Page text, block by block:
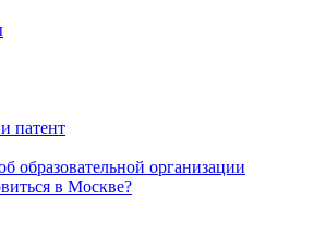
патент
образовательной организации
в Москве?